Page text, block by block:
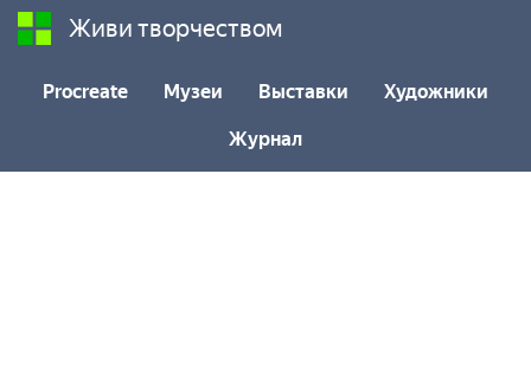
Живи творчеством
Procreate Музеи Выставки Художники
Журнал